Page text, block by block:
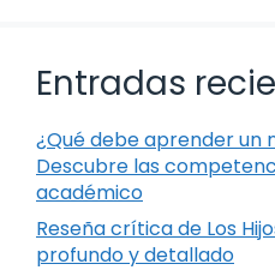
Entradas
¿Qué debe aprender un
Descubre las
académico
Reseña crítica de Los
profundo y detallado